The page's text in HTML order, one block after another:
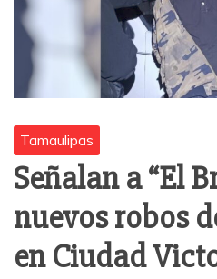
Tamaulipas
Señalan a “El
nuevos robos
en Ciudad